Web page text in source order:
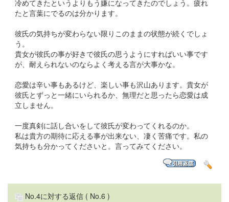
冷めてきたというよりもう嫌になってきたのでしょう。疲れ
たと言葉にでるのは分かります。
彼氏の気持ちが変わらない限りこのままの状態が続くでしょ
う。
貴女が彼氏の事が好きで彼氏の思うようにすればいい事です
が、耐えられないのならよく考える言が大事かな。
恋愛は辛い事もあるけど、楽しい事も沢山あります。貴女が
彼氏とずっと一緒にいられるか、無理だと思ったら恋愛は成
立しません。
一度真剣に話し合いをして彼氏が変わってくれるのか。
私は貴方の期待に応える事が出来ない、凄く苦痛です。私の
気持ちも分かってくださいと。言ってみてください。
No.4に対する返信 ( No.6 )